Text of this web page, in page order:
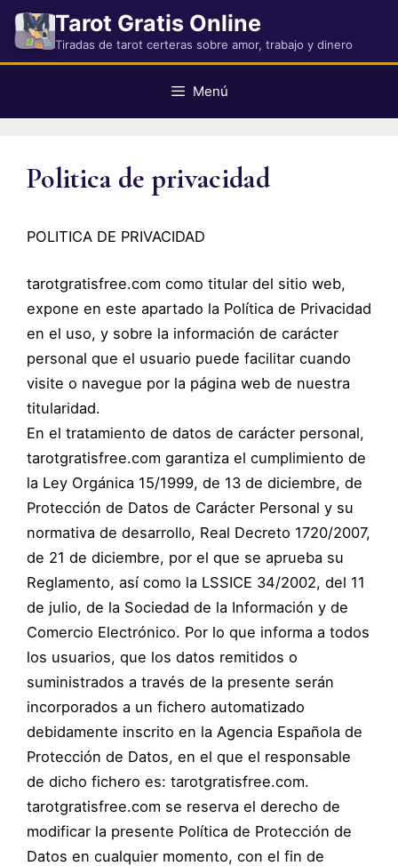
Saltar
contenido
Tarot Gratis Online
Tiradas de tarot certeras sobre amor, trabajo y dinero
Menú
Politica de privacidad
POLITICA DE PRIVACIDAD
tarotgratisfree.com como titular del sitio web,
expone en este apartado la Política de Privacidad
en el uso, y sobre la información de carácter
personal que el usuario puede facilitar cuando
visite o navegue por la página web de nuestra
titularidad.
En el tratamiento de datos de carácter personal,
tarotgratisfree.com garantiza el cumplimiento de
la Ley Orgánica 15/1999, de 13 de diciembre, de
Protección de Datos de Carácter Personal y su
normativa de desarrollo, Real Decreto 1720/2007,
de 21 de diciembre, por el que se aprueba su
Reglamento, así como la LSSICE 34/2002, del 11
de julio, de la Sociedad de la Información y de
Comercio Electrónico. Por lo que informa a todos
los usuarios, que los datos remitidos o
suministrados a través de la presente serán
incorporados a un fichero automatizado
debidamente inscrito en la Agencia Española de
Protección de Datos, en el que el responsable
de dicho fichero es: tarotgratisfree.com.
tarotgratisfree.com se reserva el derecho de
modificar la presente Política de Protección de
Datos en cualquier momento, con el fin de